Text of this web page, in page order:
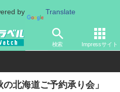
by Translate
検索 Impressサイト
行 北海道
北海道ご予約承り会」